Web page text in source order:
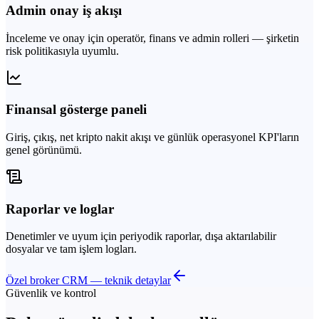
Admin onay iş akışı
İnceleme ve onay için operatör, finans ve admin rolleri — şirketin
risk politikasıyla uyumlu.
Finansal gösterge paneli
Giriş, çıkış, net kripto nakit akışı ve günlük operasyonel KPI'ların
genel görünümü.
Raporlar ve loglar
Denetimler ve uyum için periyodik raporlar, dışa aktarılabilir
dosyalar ve tam işlem logları.
Özel broker CRM — teknik detaylar
Güvenlik ve kontrol